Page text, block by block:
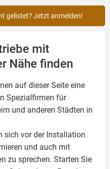
gelistet? Jetzt anmelden!
mit
Nähe finden
auf dieser Seite eine
Spezialfirmen für
und anderen Städten in
sich vor der Installation
und auch mit
zu sprechen. Starten Sie